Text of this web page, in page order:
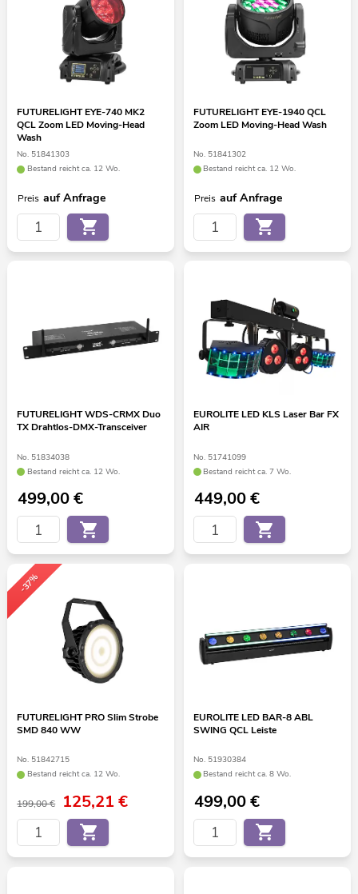
FUTURELIGHT EYE-740 MK2
QCL Zoom LED Moving-Head
Wash
No. 51841303
Bestand reicht ca. 12 Wo.
Preis auf Anfrage
FUTURELIGHT EYE-1940 QCL
Zoom LED Moving-Head Wash
No. 51841302
Bestand reicht ca. 12 Wo.
Preis auf Anfrage
FUTURELIGHT WDS-CRMX Duo
TX Drahtlos-DMX-Transceiver
No. 51834038
Bestand reicht ca. 12 Wo.
499,00€
EUROLITE LED KLS Laser Bar FX
AIR
No. 51741099
Bestand reicht ca. 7 Wo.
449,00€
-37%
FUTURELIGHT PRO Slim Strobe
SMD 840 WW
No. 51842715
Bestand reicht ca. 12 Wo.
199,00 € 125,21€
EUROLITE LED BAR-8 ABL
SWING QCL Leiste
No. 51930384
Bestand reicht ca. 8 Wo.
499,00€